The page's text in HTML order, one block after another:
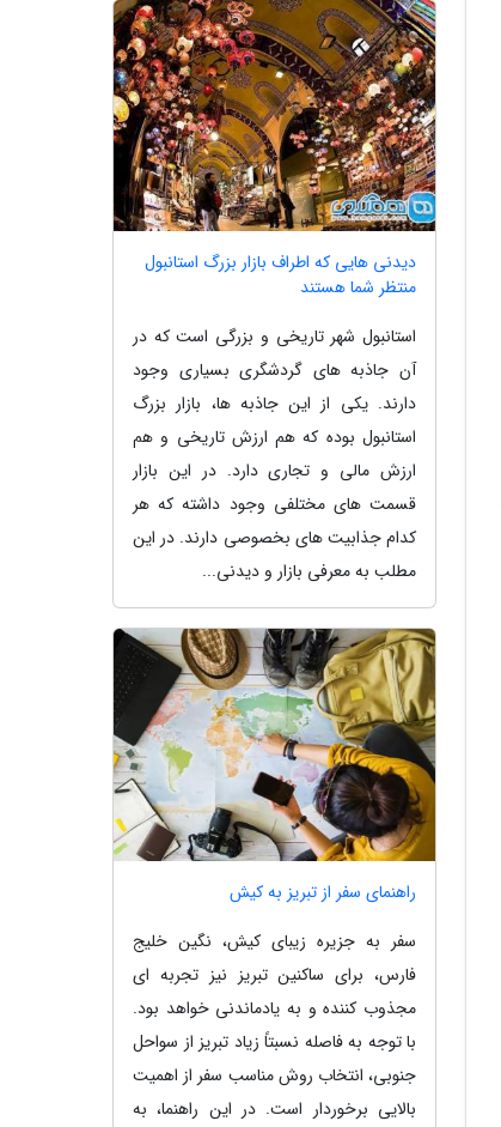
دیدنی هایی که اطراف بازار بزرگ استانبول
منتظر شما هستند
استانبول شهر تاریخی و بزرگی است که در
آن جاذبه های گردشگری بسیاری وجود
دارند. یکی از این جاذبه ها، بازار بزرگ
استانبول بوده که هم ارزش تاریخی و هم
ارزش مالی و تجاری دارد. در این بازار
قسمت های مختلفی وجود داشته که هر
کدام جذابیت های بخصوصی دارند. در این
مطلب به معرفی بازار و دیدنی...
راهنمای سفر از تبریز به کیش
سفر به جزیره زیبای کیش، نگین خلیج
فارس، برای ساکنین تبریز نیز تجربه ای
مجذوب کننده و به یادماندنی خواهد بود.
با توجه به فاصله نسبتاً زیاد تبریز از سواحل
جنوبی، انتخاب روش مناسب سفر از اهمیت
بالایی برخوردار است. در این راهنما، به